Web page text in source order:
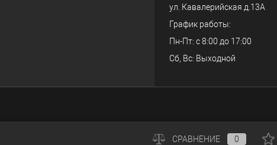
ул. Кавалерийская д.13А
График работы:
Пн-Пт: с 8:00 до 17:00
Сб, Вс: Выходной
СРАВНЕНИЕ 0